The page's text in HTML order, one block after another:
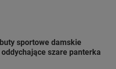
sportowe damskie
szare panterka